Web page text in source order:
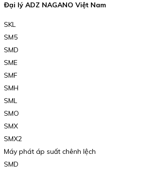
Đại lý ADZ NAGANO Việt Nam
SKL
SM5
SMD
SME
SMF
SMH
SML
SMO
SMX
SMX2
Máy phát áp suất chênh lệch
SMD